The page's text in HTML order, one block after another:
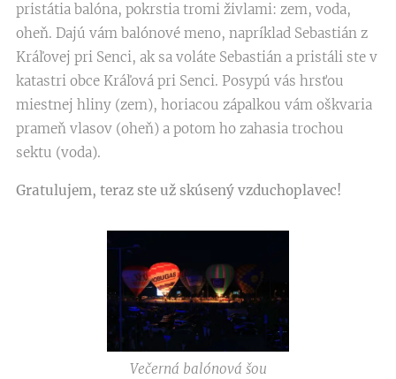
pristátia balóna, pokrstia tromi živlami: zem, voda,
oheň. Dajú vám balónové meno, napríklad Sebastián z
Kráľovej pri Senci, ak sa voláte Sebastián a pristáli ste v
katastri obce Kráľová pri Senci. Posypú vás hrsťou
miestnej hliny (zem), horiacou zápalkou vám oškvaria
prameň vlasov (oheň) a potom ho zahasia trochou
sektu (voda).
Gratulujem, teraz ste už skúsený vzduchoplavec!
Večerná balónová šou